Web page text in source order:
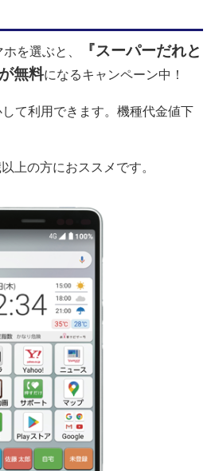
を選ぶと、
『スーパーだれと
無料になるキャンペーン中！
て利用できます。機種代金値下
上の方におススメです。